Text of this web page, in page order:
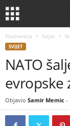
Naslovnica Svijet
SVIJET
NATO
evropske
Objavio Samir Memic -